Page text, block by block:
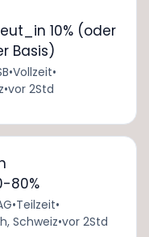
10% (oder
Basis)
•Vollzeit•
•vor 2Std
80%
•Teilzeit•
Schweiz•vor 2Std